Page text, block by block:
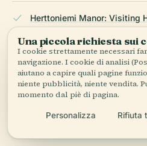
Herttoniemi Manor: Visiting
Exploring Helsinki’s
Discovering Finland
Herttoniemi Manor: Visiting
Exploring Helsinki’s
Museum
Una piccola richiesta sui
I cookie strettamente necessari
navigazione. I cookie di analisi
aiutano a capire quali pagine
niente pubblicità, niente vendita.
momento dal piè di pagina.
Personalizza Rifiuta